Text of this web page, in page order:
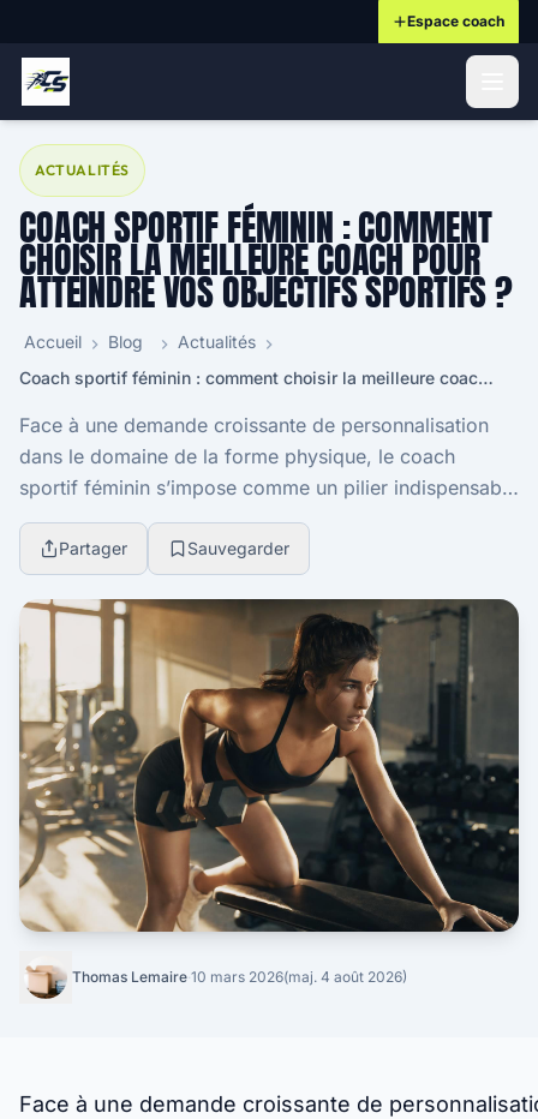
Espace coach
ACTUALITÉS
COACH SPORTIF FÉMININ : COMMENT
CHOISIR LA MEILLEURE COACH POUR
ATTEINDRE VOS OBJECTIFS SPORTIFS ?
Accueil Blog
Actualités
Coach sportif féminin : comment choisir la meilleure coach pour atteindre vos objectifs sportifs ?
Face à une demande croissante de personnalisation
dans le domaine de la forme physique, le coach
sportif féminin s’impose comme un pilier indispensable
pour celles désirant atteindre leurs objectifs s...
Partager Sauvegarder
Thomas Lemaire·10 mars 2026(maj. 4 août 2026)
Face à une demande croissante de